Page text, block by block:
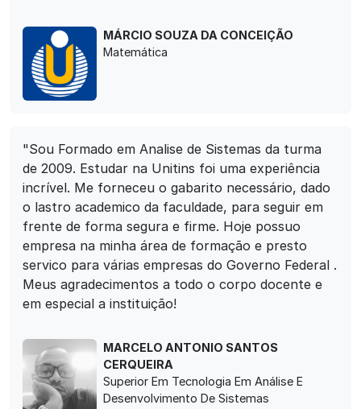
MÁRCIO SOUZA DA CONCEIÇÃO
Matemática
"Sou Formado em Analise de Sistemas da turma
de 2009. Estudar na Unitins foi uma experiência
incrível. Me forneceu o gabarito necessário, dado
o lastro academico da faculdade, para seguir em
frente de forma segura e firme. Hoje possuo
empresa na minha área de formação e presto
servico para várias empresas do Governo Federal .
Meus agradecimentos a todo o corpo docente e
em especial a instituição!
MARCELO ANTONIO SANTOS
CERQUEIRA
Superior Em Tecnologia Em Análise E
Desenvolvimento De Sistemas